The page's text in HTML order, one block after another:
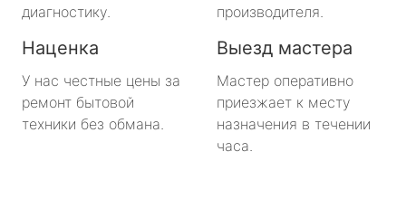
диагностику.
производителя.
Наценка
У нас честные цены за
ремонт бытовой
техники без обмана.
Выезд мастера
Мастер оперативно
приезжает к месту
назначения в течении
часа.